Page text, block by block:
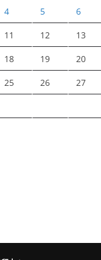
4 5 6
11 12 13
18 19 20
25 26 27